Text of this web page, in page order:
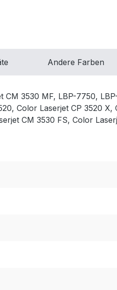
Andere Farben
3530 MF, LBP-7750,
Color Laserjet CP 3520
CM 3530 FS, Color